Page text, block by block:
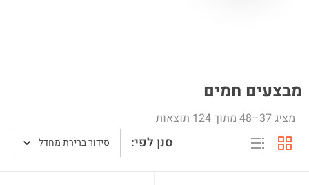
מבצעים חמים
מציג 37–48 מתוך 124 תוצאות
סנן לפי: סידור ברירת מחדל